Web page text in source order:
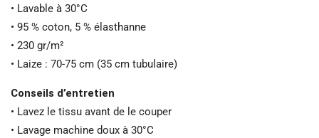
• Lavable à 30°C
• 95 % coton, 5 % élasthanne
• 230 gr/m²
• Laize : 70-75 cm (35 cm tubulaire)
Conseils d’entretien
• Lavez le tissu avant de le couper
• Lavage machine doux à 30°C